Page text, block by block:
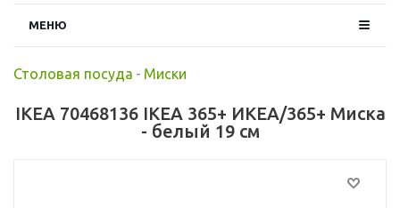
МЕНЮ
Столовая посуда - Миски
IKEA 70468136 IKEA 365+ ИКЕА/365+ Миска
- белый 19 см